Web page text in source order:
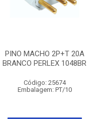
PINO MACHO 2P+T 20A
BRANCO PERLEX 1048BR
Código: 25674
Embalagem: PT/10